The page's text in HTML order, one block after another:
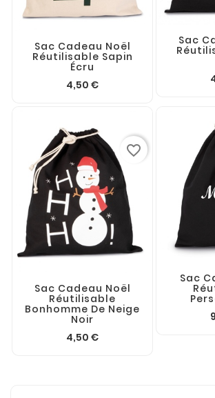
Sac Cadeau Noël
Réutilisable Sapin
Écru
4,50 €
Sac
Sac Cadeau Noël
Réutilisable
Bonhomme De Neige
Noir
4,50 €
favorite_border
Sac